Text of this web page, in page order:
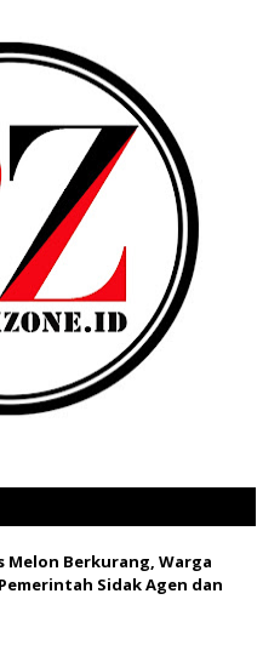
Melon Berkurang, Warga
Sidak Agen dan